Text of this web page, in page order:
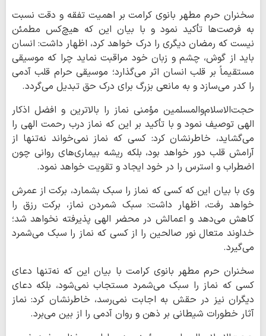
سخنران حرم مطهر بانوی کرامت بر اهمیت تفقه و دقت نسبت
به فرصت‌ها تأکید نمود و با بیان این که هیچ‌کس مطمئن
نیست که رمضان دیگری را درک خواهد کرد، اظهار داشت: انسان
باید از گوش، چشم و زبان خود مراقبت نماید چرا که موسیقی
مستقیماً بر قلب انسان اثر می‌گذارد؛ موسیقی حرام قلب آدمی
را کدر می‌سازد و به مانعی بزرگ برای درک حق تبدیل می‌گردد.
حجت‌الاسلام‌والمسلمین مؤمنی نماز را بالاترین و افضل اذکار
الهی توصیف نمود و با تأکید بر این که نماز درب رحمت الهی را
می‌گشاید، خاطرنشان کرد: کسی که نماز نمی‌خواند نه‌تنها از
آرامش قلب دور خواهد بود، بلکه ریشه بیماری‌های روانی چون
اضطراب و استرس را در خود ایجاد و تقویت خواهد نمود.
وی با بیان این که کسی که نماز را سبک بشمارد، برکت از عمرش
خواهد رفت، اظهار داشت: سبک شمردن نماز، برکت رزق را
کاهش می‌دهد و اعمالش در محضر الهی پذیرفته نخواهد شد؛
خداوند متعال نور صالحین را از کسی که نماز را سبک می‌شمرد
می‌گیرد.
سخنران حرم مطهر بانوی کرامت با بیان این که نه‌تنها دعای
کسی که نماز را سبک می‌شمرد مستجاب نمی‌شود، بلکه دعای
دیگران نیز در حقش به اجابت نمی‌رسد، خاطرنشان کرد: نماز
آثار خطورات شیطانی بر ذهن و روان آدمی را از بین می‌برد.